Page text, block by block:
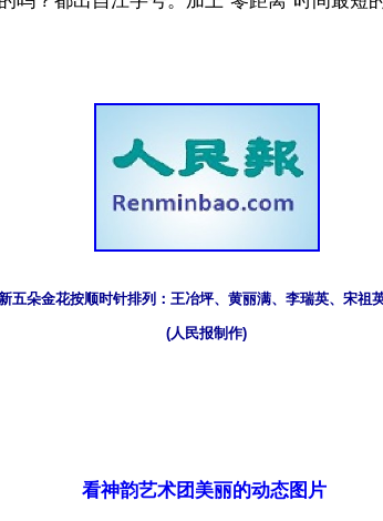
五朵金花按顺时针排列：王冶坪、黄丽满、李瑞英、宋祖
(人民报制作)
看神韵艺术团美丽的动态图片